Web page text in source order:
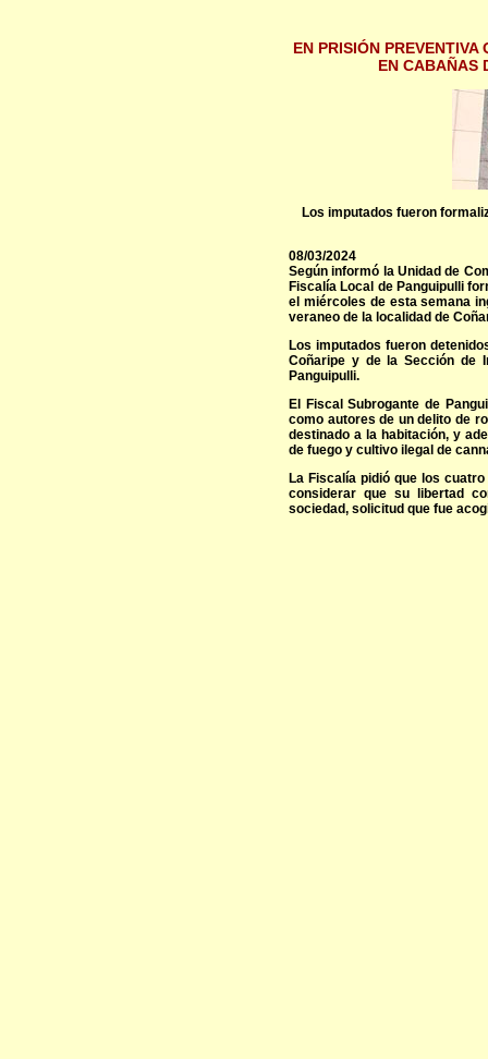
EN PRISIÓN
EN CABAÑAS
Los imputados fueron
08/03/2024
Según informó la Unidad de
Fiscalía Local de Panguipulli
el miércoles de esta semana
veraneo de la localidad de
Los imputados fueron
Coñaripe y de la Sección de
Panguipulli.
El Fiscal Subrogante de
como autores de un delito de
destinado a la habitación, y
de fuego y cultivo ilegal de
La Fiscalía pidió que los
considerar que su libertad
sociedad, solicitud que fue